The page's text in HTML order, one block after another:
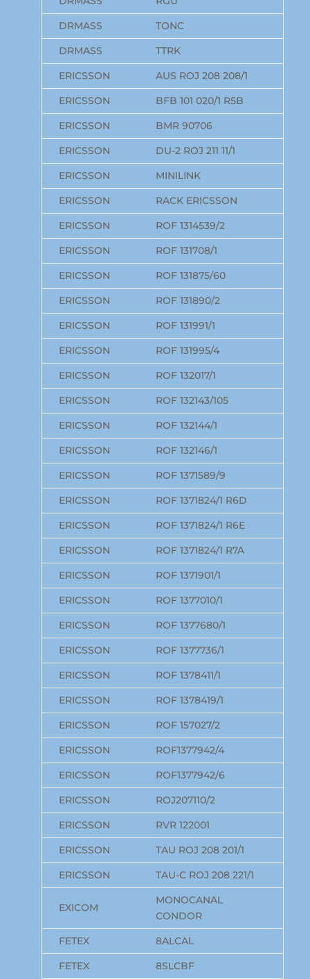
DRMASS
TONC
DRMASS
TTRK
ERICSSON
AUS ROJ 208 208/1
ERICSSON
BFB 101 020/1 R5B
ERICSSON
BMR 90706
ERICSSON
DU-2 ROJ 211 11/1
ERICSSON
MINILINK
ERICSSON
RACK ERICSSON
ERICSSON
ROF 1314539/2
ERICSSON
ROF 131708/1
ERICSSON
ROF 131875/60
ERICSSON
ROF 131890/2
ERICSSON
ROF 131991/1
ERICSSON
ROF 131995/4
ERICSSON
ROF 132017/1
ERICSSON
ROF 132143/105
ERICSSON
ROF 132144/1
ERICSSON
ROF 132146/1
ERICSSON
ROF 1371589/9
ERICSSON
ROF 1371824/1 R6D
ERICSSON
ROF 1371824/1 R6E
ERICSSON
ROF 1371824/1 R7A
ERICSSON
ROF 1371901/1
ERICSSON
ROF 1377010/1
ERICSSON
ROF 1377680/1
ERICSSON
ROF 1377736/1
ERICSSON
ROF 1378411/1
ERICSSON
ROF 1378419/1
ERICSSON
ROF 157027/2
ERICSSON
ROF1377942/4
ERICSSON
ROF1377942/6
ERICSSON
ROJ207110/2
ERICSSON
RVR 122001
ERICSSON
TAU ROJ 208 201/1
ERICSSON
TAU-C ROJ 208 221/1
EXICOM
MONOCANAL
CONDOR
FETEX
8ALCAL
FETEX
8SLCBF